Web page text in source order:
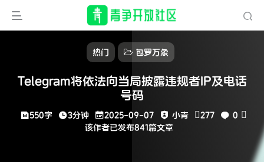
热门 包罗万象
Telegram将依法向当局披露违规者IP及电话
号码
550字 3分钟 2025-09-07 小青 277
0
该作者已发布841篇文章